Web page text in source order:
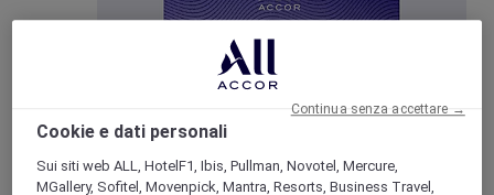
Cookie e dati personali
Sui siti web ALL, HotelF1, Ibis, Pullman, Novotel, Mercure,
MGallery, Sofitel, Movenpick, Mantra, Resorts, Business Travel,
Continua senza accettare →